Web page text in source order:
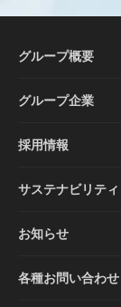
グループ概要
グループ企業
採用情報
サステナビリティ
お知らせ
各種お問い合わせ